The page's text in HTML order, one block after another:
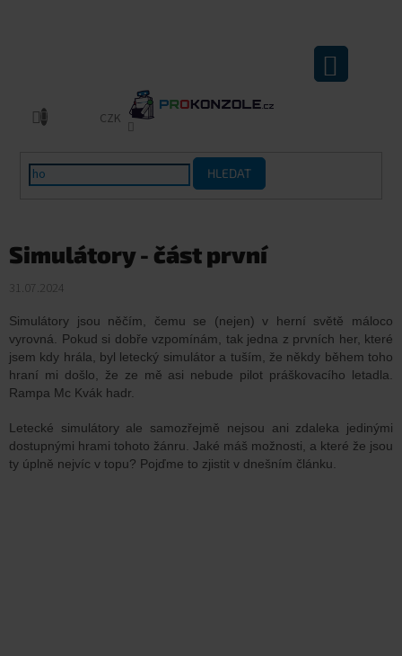
CZK
HLEDAT
KOŠÍK
Simulátory - část první
31.07.2024
Simulátory jsou něčím, čemu se (nejen) v herní světě máloco
vyrovná. Pokud si dobře vzpomínám, tak jedna z prvních her, které
jsem kdy hrála, byl letecký simulátor a tuším, že někdy během toho
hraní mi došlo, že ze mě asi nebude pilot práškovacího letadla.
Rampa Mc Kvák hadr.
Letecké simulátory ale samozřejmě nejsou ani zdaleka jedinými
dostupnými hrami tohoto žánru. Jaké máš možnosti, a které že jsou
ty úplně nejvíc v topu? Pojďme to zjistit v dnešním článku.